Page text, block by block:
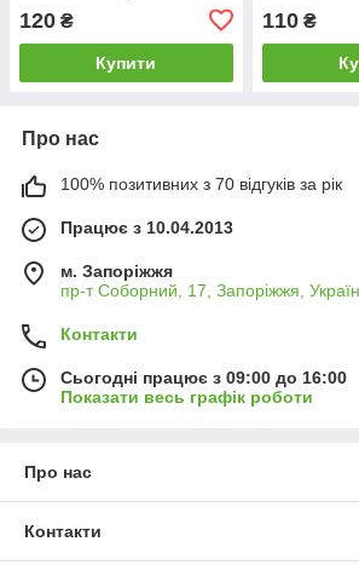
120 ₴
Купити
110₴
Про нас
100% позитивних з 70 відгуків за рік
Працює з 10.04.2013
м. Запоріжжя
пр-т Соборний, 17, Запоріжжя,
Контакти
Сьогодні працює з 09:00 до 16:00
Показати весь графік роботи
Про нас
Контакти